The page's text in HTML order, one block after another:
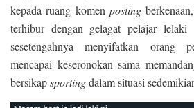
kepada ruang komen posting
terhibur dengan gelagat pelajar
sesetengahnya menyifatkan orang
mencapai keseronokan sama
bersikapsportingdalam situasi